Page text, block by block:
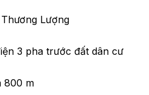
Lượng
3 pha trước đất dân cư
800 m